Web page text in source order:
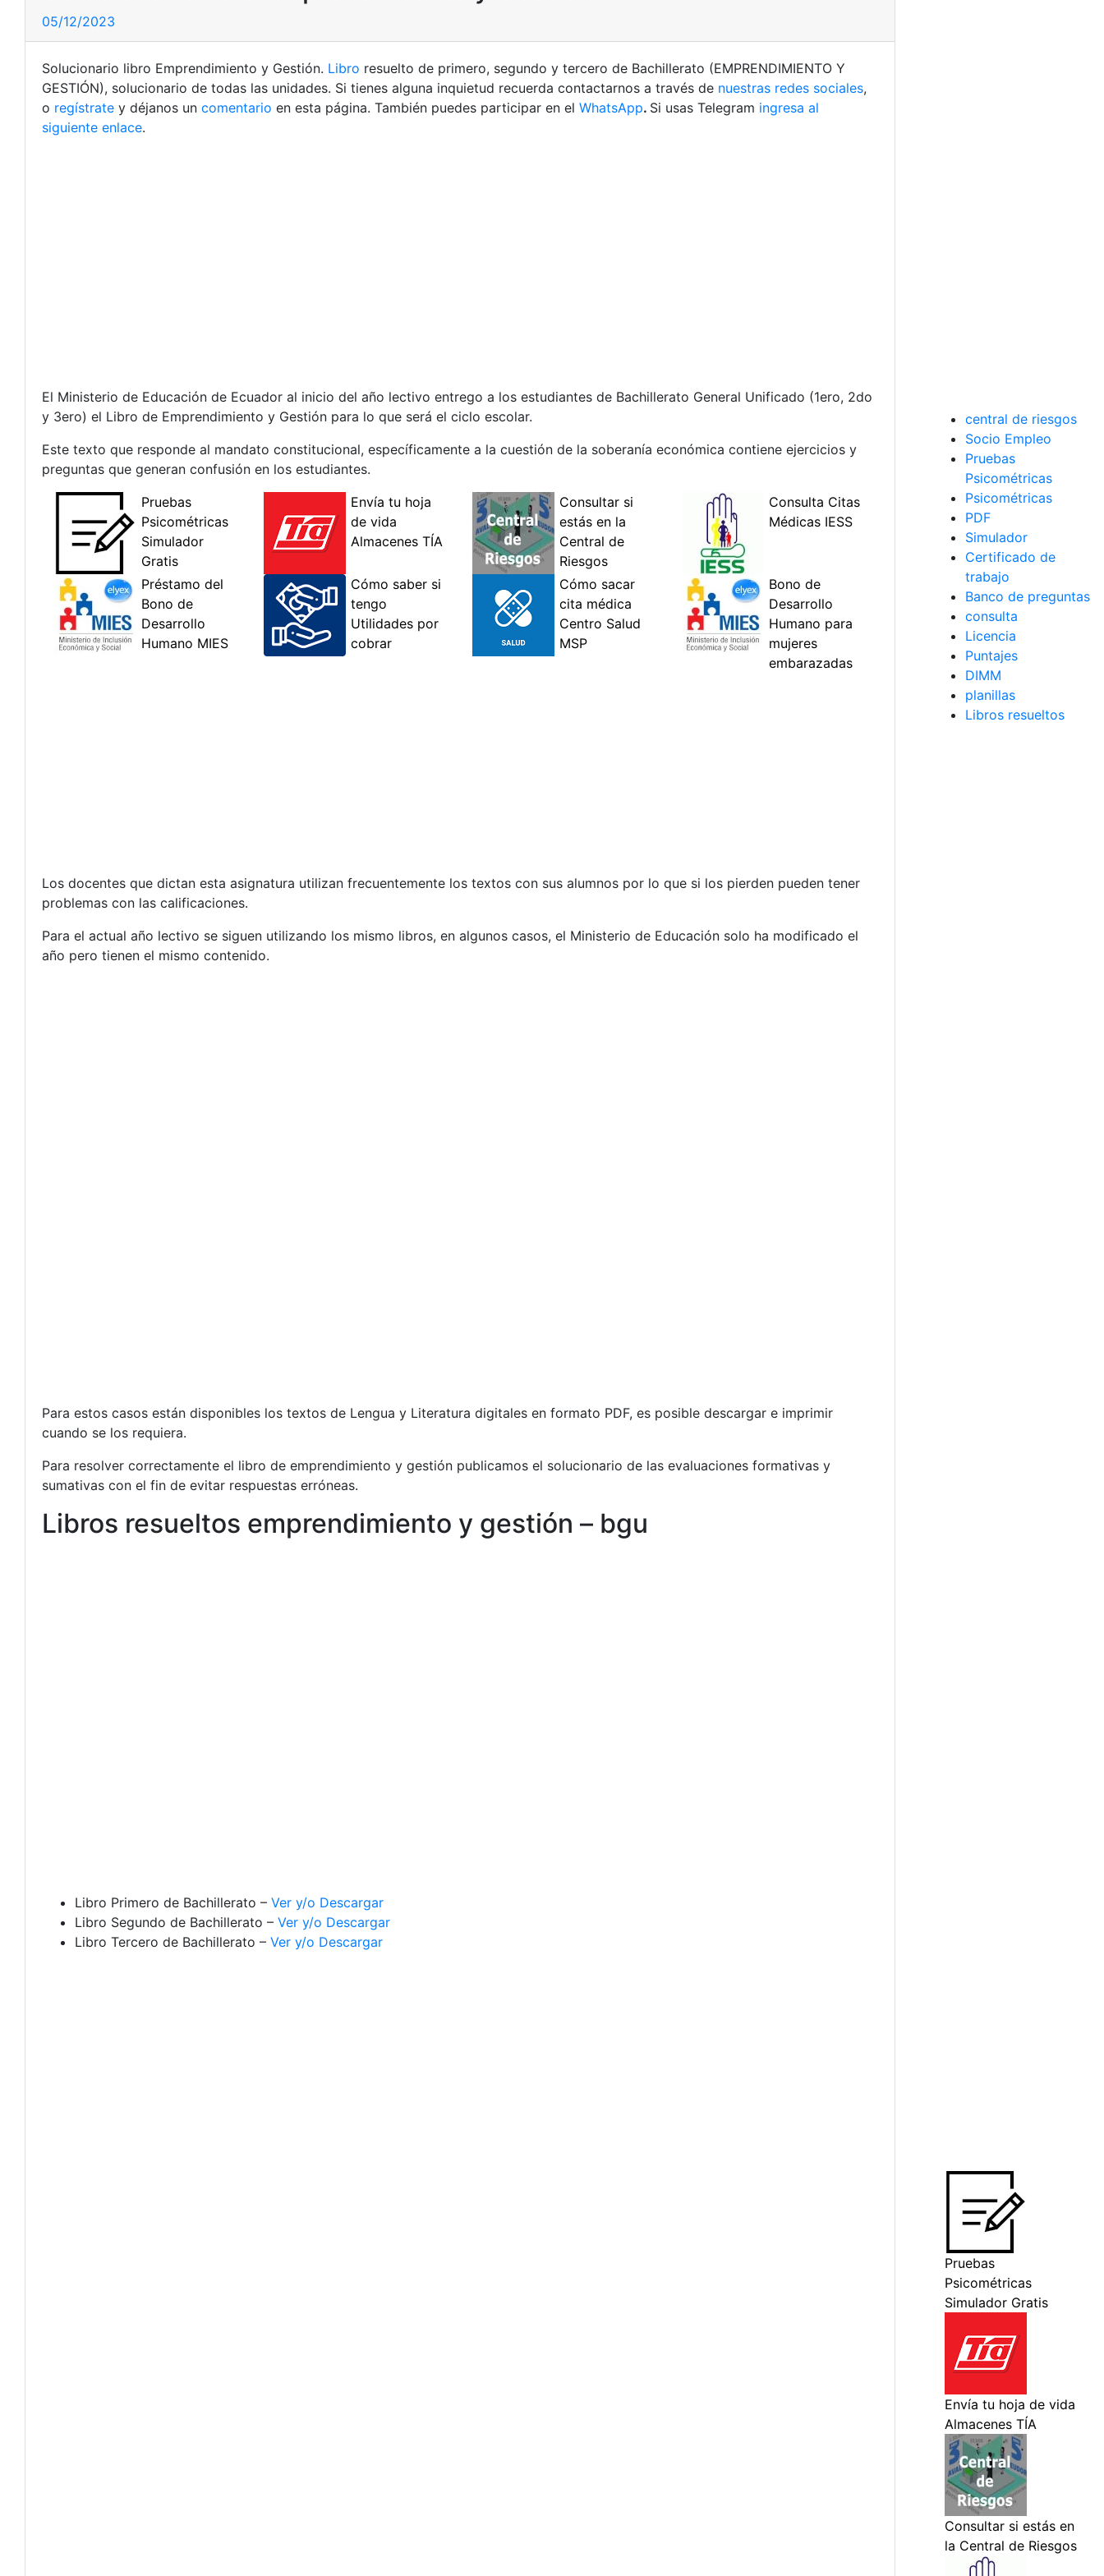
05/12/2023
Solucionario libro Emprendimiento y Gestión. Libro resuelto de primero, segundo y tercero de Bachillerato (EMPRENDIMIENTO Y
GESTIÓN), solucionario de todas las unidades. Si tienes alguna inquietud recuerda contactarnos a través de nuestras redes sociales,
o regístrate y déjanos un comentario en esta página. También puedes participar en el WhatsApp. Si usas Telegram ingresa al
siguiente enlace.
El Ministerio de Educación de Ecuador al inicio del año lectivo entrego a los estudiantes de Bachillerato General Unificado (1ero, 2do
y 3ero) el Libro de Emprendimiento y Gestión para lo que será el ciclo escolar.
Este texto que responde al mandato constitucional, específicamente a la cuestión de la soberanía económica contiene ejercicios y
preguntas que generan confusión en los estudiantes.
Los docentes que dictan esta asignatura utilizan frecuentemente los textos con sus alumnos por lo que si los pierden pueden tener
problemas con las calificaciones.
Para el actual año lectivo se siguen utilizando los mismo libros, en algunos casos, el Ministerio de Educación solo ha modificado el
año pero tienen el mismo contenido.
Para estos casos están disponibles los textos de Lengua y Literatura digitales en formato PDF, es posible descargar e imprimir
cuando se los requiera.
Para resolver correctamente el libro de emprendimiento y gestión publicamos el solucionario de las evaluaciones formativas y
sumativas con el fin de evitar respuestas erróneas.
Libros resueltos emprendimiento y gestión – bgu
Libro Primero de Bachillerato – Ver y/o Descargar
Libro Segundo de Bachillerato – Ver y/o Descargar
Libro Tercero de Bachillerato – Ver y/o Descargar
central de riesgos
Socio Empleo
Pruebas
Psicométricas
Psicométricas
PDF
Simulador
Certificado de
trabajo
Banco de preguntas
consulta
Licencia
Puntajes
DIMM
planillas
Libros resueltos